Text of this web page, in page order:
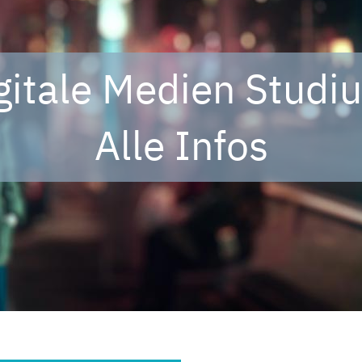
Medien
Alle Infos